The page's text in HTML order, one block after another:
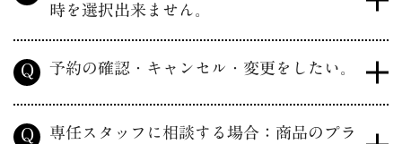
時を選択出来ません。
Q 予約の確認・キャンセル・変更をしたい。
Q
専任スタッフに相談する場合：商品のプラ